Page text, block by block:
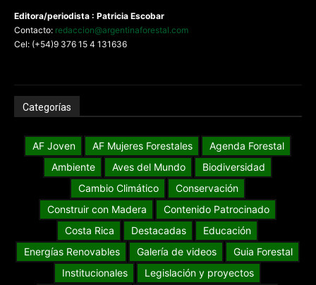
Editora/periodista : Patricia Escobar
Contacto: redaccion@argentinaforestal.com
Cel: (+54)9 376 15 4 131636
Categorías
AF Joven AF Mujeres Forestales
Agenda Forestal
Ambiente
Aves del Mundo
Biodiversidad
Cambio Climático
Conservación
Construir con Madera
Contenido Patrocinado
Costa Rica
Destacadas
Educación
Energías Renovables
Galería de videos
Guia Forestal
Institucionales
Legislación y proyectos